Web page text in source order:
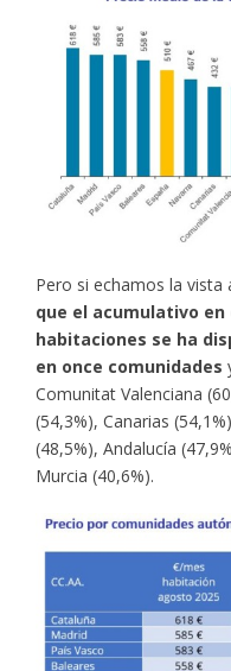
Pero si echamos la vista
que el acumulativo
habitaciones se ha
en once comunidades
Comunitat Valenciana
(54,3%), Canarias
(48,5%), Andalucía
Murcia (40,6%).